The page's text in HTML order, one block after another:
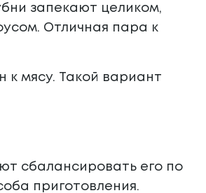
запекают целиком,
Отличная пара к
к мясу. Такой вариант
сбалансировать его по
приготовления.